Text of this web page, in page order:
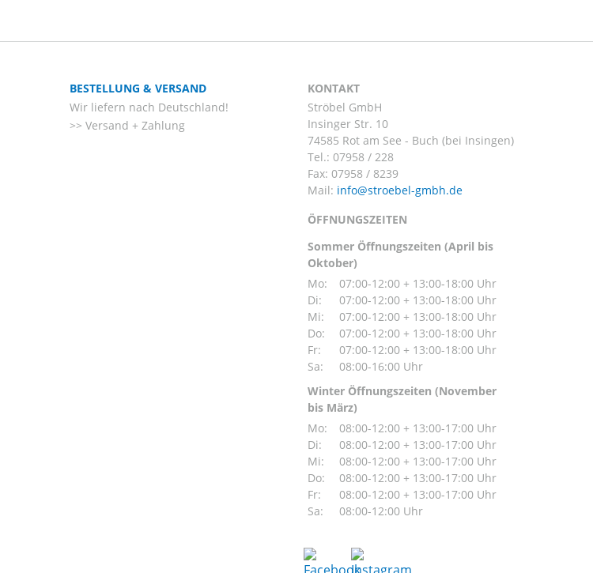
BESTELLUNG & VERSAND
Wir liefern nach Deutschland!
Versand + Zahlung
KONTAKT
Ströbel GmbH
Insinger Str. 10
74585 Rot am See - Buch (bei Insingen)
Tel.: 07958 / 228
Fax: 07958 / 8239
Mail:
ÖFFNUNGSZEITEN
Sommer Öffnungszeiten (April bis
Oktober)
Mo:
07:00-12:00 + 13:00-18:00 Uhr
Di:
07:00-12:00 + 13:00-18:00 Uhr
Mi:
07:00-12:00 + 13:00-18:00 Uhr
Do:
07:00-12:00 + 13:00-18:00 Uhr
Fr:
07:00-12:00 + 13:00-18:00 Uhr
Sa:
08:00-16:00 Uhr
Winter Öffnungszeiten (November
bis März)
Mo:
08:00-12:00 + 13:00-17:00 Uhr
Di:
08:00-12:00 + 13:00-17:00 Uhr
Mi:
08:00-12:00 + 13:00-17:00 Uhr
Do:
08:00-12:00 + 13:00-17:00 Uhr
Fr:
08:00-12:00 + 13:00-17:00 Uhr
Sa:
08:00-12:00 Uhr